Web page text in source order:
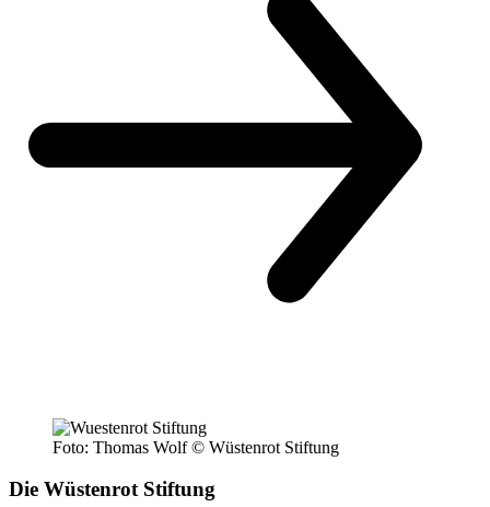
Foto: Thomas Wolf © Wüstenrot Stiftung
Die Wüstenrot Stiftung